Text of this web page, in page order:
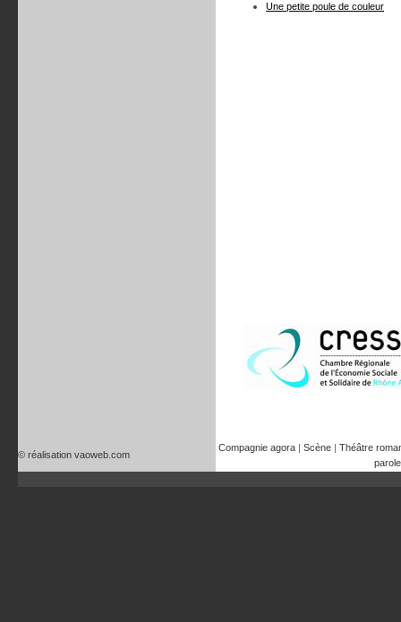
Une petite poule de couleur
© réalisation vaoweb.com
Compagnie agora | Scène | Théâtre